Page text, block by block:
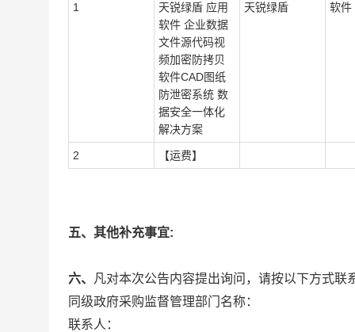
1
天锐绿盾 应用
软件 企业数据
文件源代码视
频加密防拷贝
软件CAD图纸
防泄密系统 数
据安全一体化
解决方案
天锐绿盾 软件
2 【运费】
五、其他补充事宜:
六、
凡对本次公告内容提出询问，请按以下方式联
同级政府采购监督管理部门名称：
联系人：